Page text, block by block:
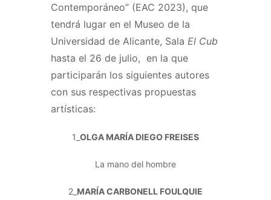
Contemporáneo” (EAC 2023), que
tendrá lugar en el Museo de la
Universidad de Alicante, Sala El Cub
hasta el 26 de julio, en la que
participarán los siguientes autores
con sus respectivas propuestas
artísticas:
1_ OLGA MARÍA DIEGO FREISES
La mano del hombre
2_ MARÍA CARBONELL FOULQUIE